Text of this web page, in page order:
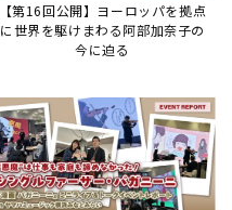
【第16回公開】ヨーロッパを拠点
に世界を駆けまわる阿部加奈子の
今に迫る